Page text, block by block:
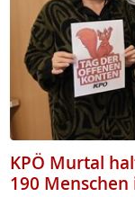
KPÖ Murtal
190